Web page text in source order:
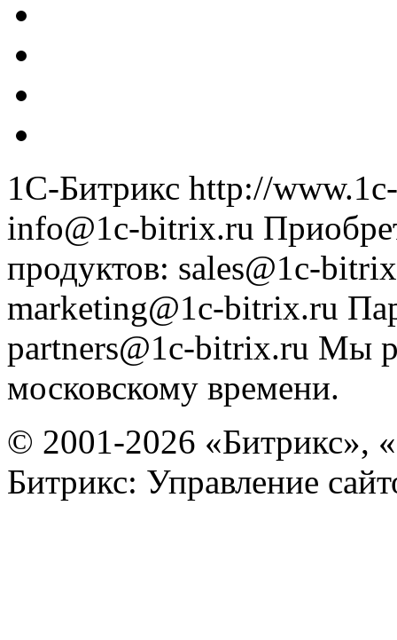
1С-Битрикс http://
info@1c-bitrix.ru
продуктов: sales@1c-
marketing@1c-bitrix.ru
partners@1c-bitrix.ru Мы
московскому времени.
© 2001-2026 «Битрикс»,
Битрикс: Управление